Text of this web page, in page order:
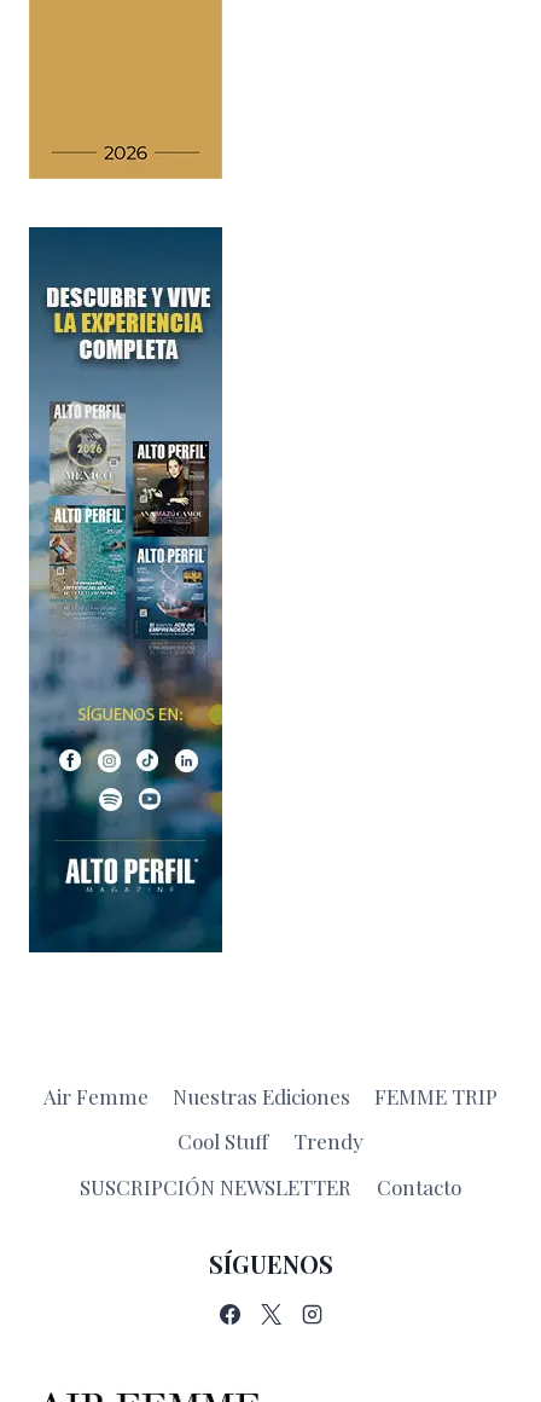
Air Femme Nuestras Ediciones
FEMME TRIP
Cool Stuff
Trendy
SUSCRIPCIÓN NEWSLETTER
Contacto
SÍGUENOS